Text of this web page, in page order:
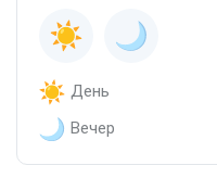
День
Вечер